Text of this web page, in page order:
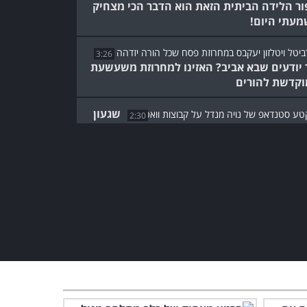
הלידה הביתית הזאת הוא הדבר הכי מצחיק
היום!
3:26
יודעים שבא אביב? האזינו למחרוזת משעשעת
להורים
2:30
שגעון